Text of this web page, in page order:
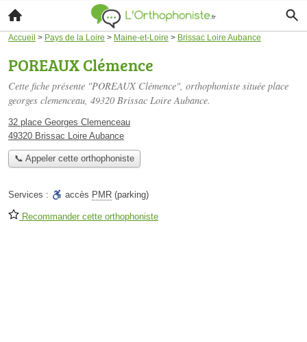
Accueil > Pays de la Loire > Maine-et-Loire > Brissac Loire Aubance
POREAUX Clémence
Cette fiche présente "POREAUX Clémence", orthophoniste située place
georges clemenceau, 49320 Brissac Loire Aubance.
32 place Georges Clemenceau
49320 Brissac Loire Aubance
📞 Appeler cette orthophoniste
Services : accès PMR (parking)
Recommander cette orthophoniste